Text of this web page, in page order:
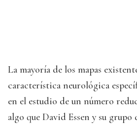
La mayoría de los mapas
característica neurológica
en el estudio de un número
algo que David Essen y su grupo